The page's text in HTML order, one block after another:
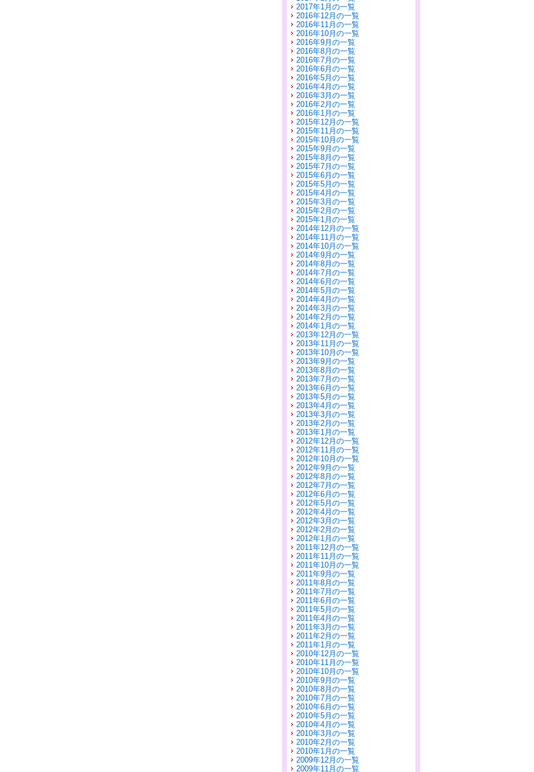
2017年1月の一覧
2016年12月の一覧
2016年11月の一覧
2016年10月の一覧
2016年9月の一覧
2016年8月の一覧
2016年7月の一覧
2016年6月の一覧
2016年5月の一覧
2016年4月の一覧
2016年3月の一覧
2016年2月の一覧
2016年1月の一覧
2015年12月の一覧
2015年11月の一覧
2015年10月の一覧
2015年9月の一覧
2015年8月の一覧
2015年7月の一覧
2015年6月の一覧
2015年5月の一覧
2015年4月の一覧
2015年3月の一覧
2015年2月の一覧
2015年1月の一覧
2014年12月の一覧
2014年11月の一覧
2014年10月の一覧
2014年9月の一覧
2014年8月の一覧
2014年7月の一覧
2014年6月の一覧
2014年5月の一覧
2014年4月の一覧
2014年3月の一覧
2014年2月の一覧
2014年1月の一覧
2013年12月の一覧
2013年11月の一覧
2013年10月の一覧
2013年9月の一覧
2013年8月の一覧
2013年7月の一覧
2013年6月の一覧
2013年5月の一覧
2013年4月の一覧
2013年3月の一覧
2013年2月の一覧
2013年1月の一覧
2012年12月の一覧
2012年11月の一覧
2012年10月の一覧
2012年9月の一覧
2012年8月の一覧
2012年7月の一覧
2012年6月の一覧
2012年5月の一覧
2012年4月の一覧
2012年3月の一覧
2012年2月の一覧
2012年1月の一覧
2011年12月の一覧
2011年11月の一覧
2011年10月の一覧
2011年9月の一覧
2011年8月の一覧
2011年7月の一覧
2011年6月の一覧
2011年5月の一覧
2011年4月の一覧
2011年3月の一覧
2011年2月の一覧
2011年1月の一覧
2010年12月の一覧
2010年11月の一覧
2010年10月の一覧
2010年9月の一覧
2010年8月の一覧
2010年7月の一覧
2010年6月の一覧
2010年5月の一覧
2010年4月の一覧
2010年3月の一覧
2010年2月の一覧
2010年1月の一覧
2009年12月の一覧
2009年11月の一覧